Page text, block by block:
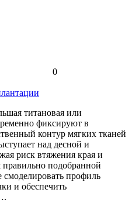
0
титановая или
фиксируют в
контур мягких тканей
над десной и
риск втяжения края и
подобранной
смоделировать профиль
и обеспечить